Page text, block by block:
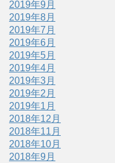
2019年9月
2019年8月
2019年7月
2019年6月
2019年5月
2019年4月
2019年3月
2019年2月
2019年1月
2018年12月
2018年11月
2018年10月
2018年9月